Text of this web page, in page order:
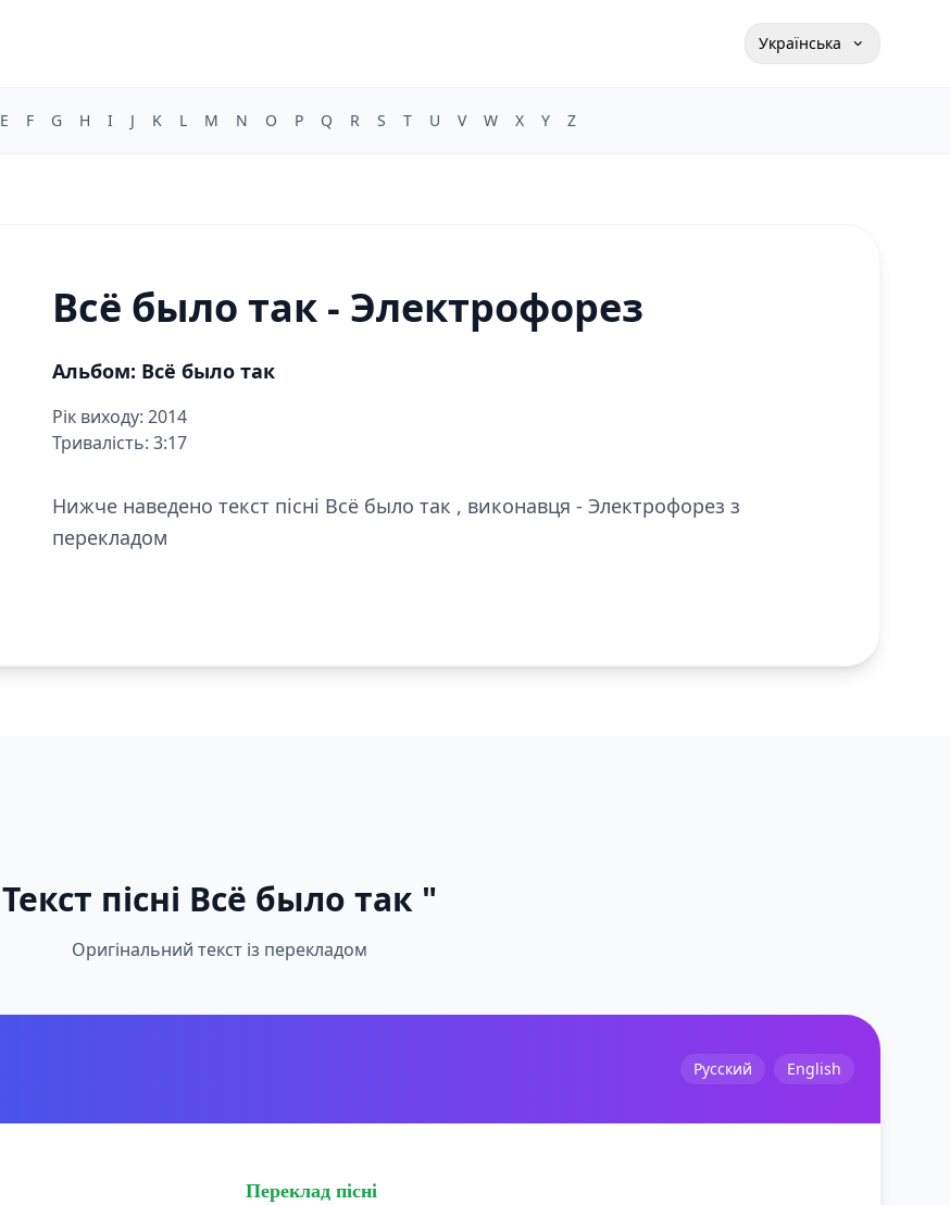
Українська
E F G H I J K L M N O P Q R S T U V W X Y Z
Всё было так - Электрофорез
Альбом: Всё было так
Рік виходу: 2014
Тривалість: 3:17
Нижче наведено текст пісні Всё было так , виконавця - Электрофорез з
перекладом
Текст пісні Всё было так "
Оригінальний текст із перекладом
Русский English
Переклад пісні